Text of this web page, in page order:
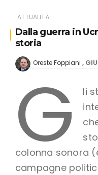
ATTUALITÀ
Dalla guerra in
storia
Oreste Foppiani
G
li
colonna sonora
campagne